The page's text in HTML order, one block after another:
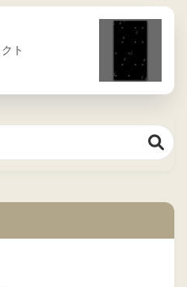
ト